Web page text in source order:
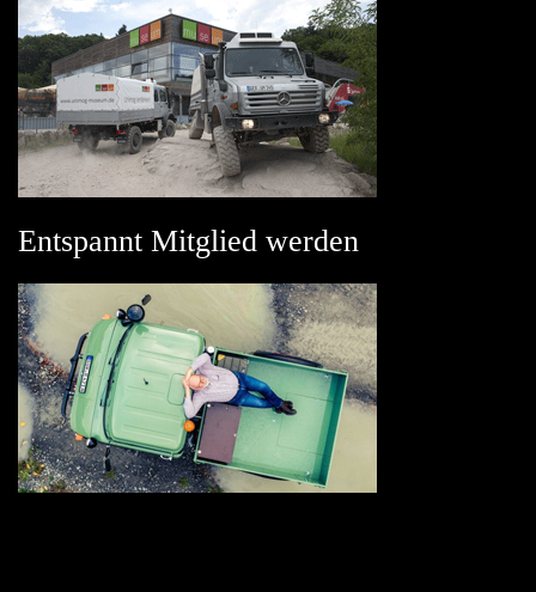
Entspannt Mitglied werden